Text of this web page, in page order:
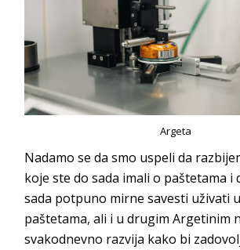
Argeta
Nadamo se da smo uspeli da
koje ste do sada imali o paštetama i
sada potpuno mirne savesti uživati
paštetama, ali i u drugim Argetinim
svakodnevno razvija kako bi